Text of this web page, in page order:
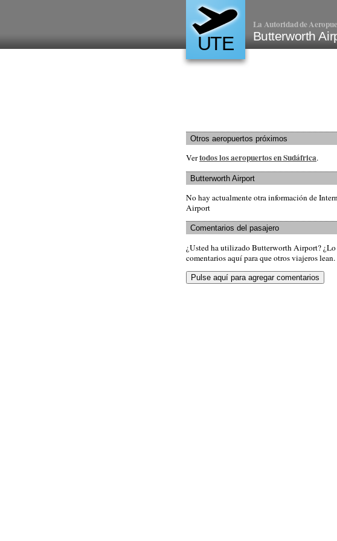
UTE
La Autoridad de
Butterworth
Otros aeropuertos próximos
Vertodos los aeropuertos en Sudáfrica.
Butterworth Airport
No hay actualmente otra información de
Airport
Comentarios del pasajero
¿Usted ha utilizado Butterworth Airport? ¿Lo
comentarios aquí para que otros viajeros lean.